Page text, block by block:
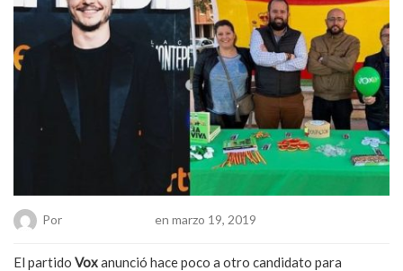
Por en marzo 19, 2019
El partido Voxanunció hace poco a otro candidato para